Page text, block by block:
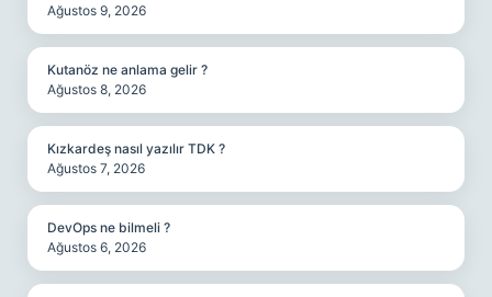
Ağustos 9, 2026
Kutanöz ne anlama gelir ?
Ağustos 8, 2026
Kızkardeş nasıl yazılır TDK ?
Ağustos 7, 2026
DevOps ne bilmeli ?
Ağustos 6, 2026